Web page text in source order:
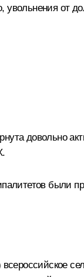
увольнения от
довольно
были